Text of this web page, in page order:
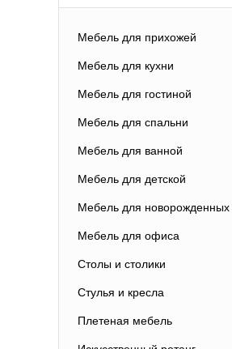
Мебель для прихожей
Мебель для кухни
Мебель для гостиной
Мебель для спальни
Мебель для ванной
Мебель для детской
Мебель для новорожденных
Мебель для офиса
Столы и столики
Стулья и кресла
Плетеная мебель